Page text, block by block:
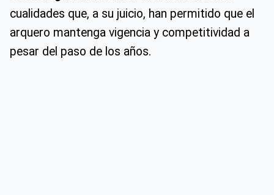
cualidades que, a su juicio, han permitido que el
arquero mantenga vigencia y competitividad a
pesar del paso de los años.